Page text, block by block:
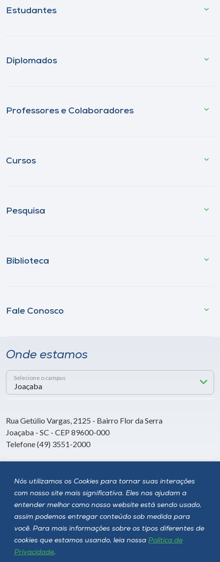
Nós utilizamos os Cookies para tornar suas interações
com nosso site mais significativa. Eles nos ajudam a
entender melhor como nosso website está sendo usado,
assim podemos entregar conteúdo sob medida para
você. Para mais informações sobre os tipos diferentes de
cookies que estamos usando, leia nossa Política de
Privacidade.
Estudantes
Diplomados
Professores e Colaboradores
Cursos
Pesquisa
Biblioteca
Fale Conosco
Onde estamos
Selecione o campus
Rua Getúlio Vargas, 2125 - Bairro Flor da Serra
Joaçaba - SC - CEP 89600-000
Telefone (49) 3551-2000
Siga a Unoesc